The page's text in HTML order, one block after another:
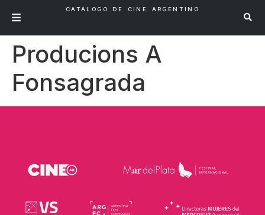
CATÁLOGO DE CINE ARGENTINO
Producions A
Fonsagrada